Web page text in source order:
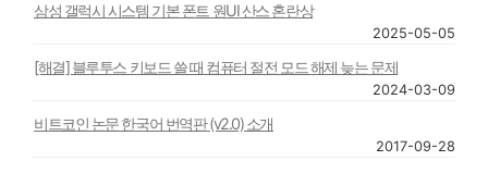
삼성 갤럭시 시스템 기본 폰트 원UI 산스 혼란상
2025-05-05
[해결] 블루투스 키보드 쓸 때 컴퓨터 절전 모드 해제 늦는 문제
2024-03-09
비트코인 논문 한국어 번역판 (v2.0) 소개
2017-09-28